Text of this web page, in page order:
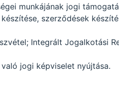
munkájának jogi
szerződések
Integrált Jogalkotási
jogi képviselet nyújtása.